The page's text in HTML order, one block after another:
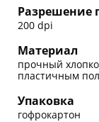
Разрешение
200 dpi
Материал
прочный
пластичным
Упаковка
гофрокартон